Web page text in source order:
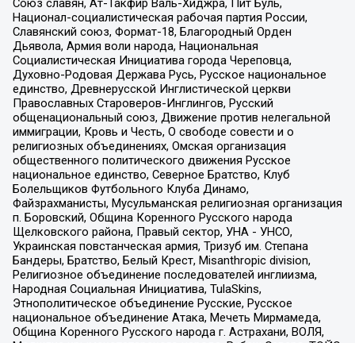
Союз славян, Ат-Такфир Валь-Хиджра, Пит Буль,
Национал-социалистическая рабочая партия России,
Славянский союз, Формат-18, Благородный Орден
Дьявола, Армия воли народа, Национальная
Социалистическая Инициатива города Череповца,
Духовно-Родовая Держава Русь, Русское национальное
единство, Древнерусской Инглистической церкви
Православных Староверов-Инглингов, Русский
общенациональный союз, Движение против нелегальной
иммиграции, Кровь и Честь, О свободе совести и о
религиозных объединениях, Омская организация
общественного политического движения Русское
национальное единство, Северное Братство, Клуб
Болельщиков Футбольного Клуба Динамо,
Файзрахманисты, Мусульманская религиозная организация
п. Боровский, Община Коренного Русского народа
Щелковского района, Правый сектор, УНА - УНСО,
Украинская повстанческая армия, Тризуб им. Степана
Бандеры, Братство, Белый Крест, Misanthropic division,
Религиозное объединение последователей инглиизма,
Народная Социальная Инициатива, TulaSkins,
Этнополитическое объединение Русские, Русское
национальное объединение Атака, Мечеть Мирмамеда,
Община Коренного Русского народа г. Астрахани, ВОЛЯ,